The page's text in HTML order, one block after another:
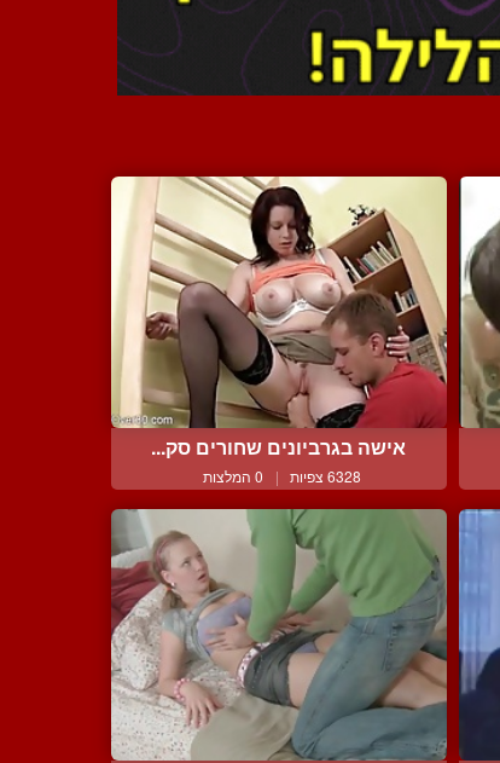
אישה בגרביונים שחורים סק...
6328 צפיות | 0 המלצות